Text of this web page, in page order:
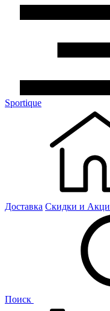
Sportique
Доставка Скидки и
Поиск